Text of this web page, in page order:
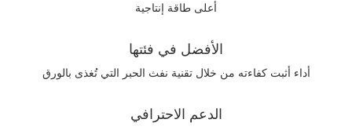
أعلى طاقة إنتاجية
الأفضل في فئتها
أداء أثبت كفاءته من خلال تقنية نفث الحبر التي تُغذى بالورق
الدعم الاحترافي